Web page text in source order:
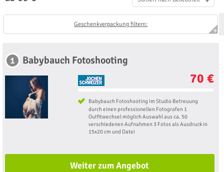
Geschenkverpackung filtern:
1 Babybauch Fotoshooting
70 €
Babybauch Fotoshooting im Studio Betreuung
durch einen professionellen Fotografen 1
Outfitwechsel möglich Auswahl aus ca. 50
verschiedenen Aufnahmen 3 Fotos als Ausdruck in
15x20 cm und Datei
Weiter zum Angebot